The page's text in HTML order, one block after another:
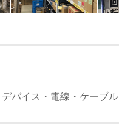
バイス・電線・ケーブル